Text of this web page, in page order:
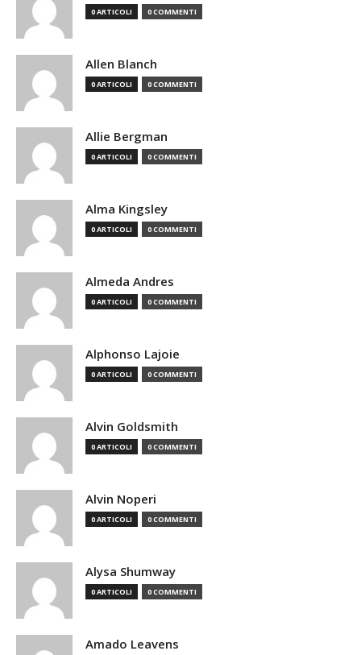
0 ARTICOLI 0 COMMENTI
Allen Blanch
0 ARTICOLI 0 COMMENTI
Allie Bergman
0 ARTICOLI 0 COMMENTI
Alma Kingsley
0 ARTICOLI 0 COMMENTI
Almeda Andres
0 ARTICOLI 0 COMMENTI
Alphonso Lajoie
0 ARTICOLI 0 COMMENTI
Alvin Goldsmith
0 ARTICOLI 0 COMMENTI
Alvin Noperi
0 ARTICOLI 0 COMMENTI
Alysa Shumway
0 ARTICOLI 0 COMMENTI
Amado Leavens